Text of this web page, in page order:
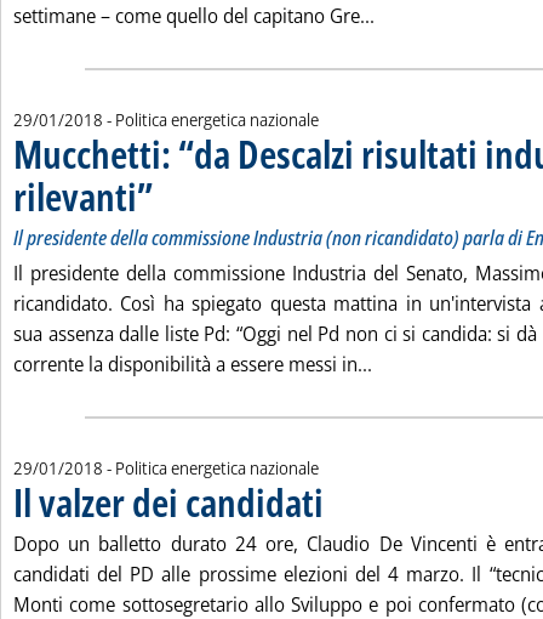
settimane – come quello del capitano Gre...
29/01/2018 - Politica energetica nazionale
Mucchetti: “da Descalzi risultati
rilevanti”. Sottotitolo: Il presidente della commissione Industria (non
. Pubblicata lunedì 29 gennaio 2018 alle 18.14.
Il presidente della commissione Industria (non ricandidato) parla di
Il presidente della commissione Industria del Senato,
ricandidato. Così ha spiegato questa mattina in
sua assenza dalle liste Pd: “Oggi nel Pd non ci si candida: si
corrente la disponibilità a essere messi in...
29/01/2018 - Politica energetica nazionale
Il valzer dei candidati
Dopo un balletto durato 24 ore, Claudio De Vincenti è
candidati del PD alle prossime elezioni del 4 marzo. Il
Monti come sottosegretario allo Sviluppo e poi confermato